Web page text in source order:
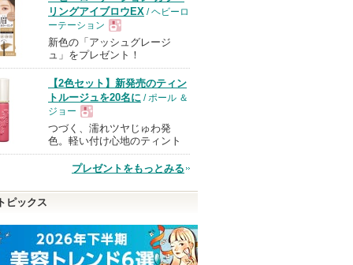
リングアイブロウEX / ヘビーロ
ーテーション
現
品
新色の「アッシュグレージ
ュ」をプレゼント！
【2色セット】新発売のティン
トルージュを20名に / ポール ＆
ジョー
現
品
つづく、濡れツヤじゅわ発
色。軽い付け心地のティント
プレゼントをもっとみる
ピックス